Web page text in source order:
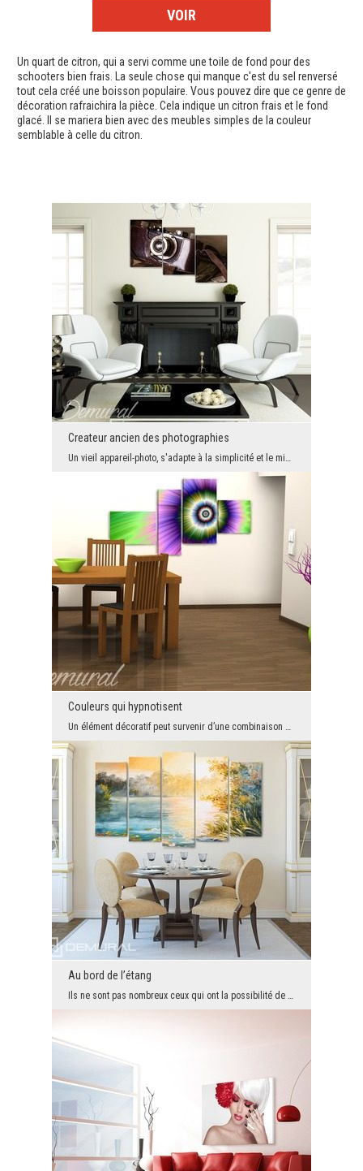
VOIR
Un quart de citron, qui a servi comme une toile de fond pour des
schooters bien frais. La seule chose qui manque c'est du sel renversé
tout cela créé une boisson populaire. Vous pouvez dire que ce genre de
décoration rafraichira la pièce. Cela indique un citron frais et le fond
glacé. Il se mariera bien avec des meubles simples de la couleur
semblable à celle du citron.
Createur ancien des photographies
Un vieil appareil-photo, s'adapte à la simplicité et le minimalisme, mais il se retrouvera aussi ...
Couleurs qui hypnotisent
Un élément décoratif peut survenir d’une combinaison de plusieurs couleurs. Ici, nous avons d'abo...
Au bord de l’étang
Ils ne sont pas nombreux ceux qui ont la possibilité de se reposer parmi ces merveilles naturelle...